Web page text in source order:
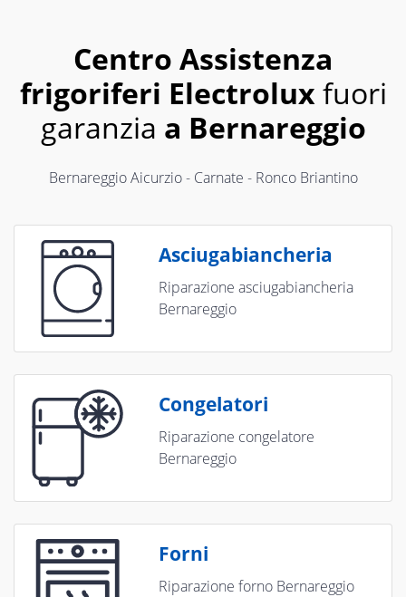
Centro Assistenza
frigoriferi Electrolux fuori
garanzia a Bernareggio
Bernareggio Aicurzio - Carnate - Ronco Briantino
Asciugabiancheria
Riparazione asciugabiancheria
Bernareggio
Congelatori
Riparazione congelatore
Bernareggio
Forni
Riparazione forno Bernareggio